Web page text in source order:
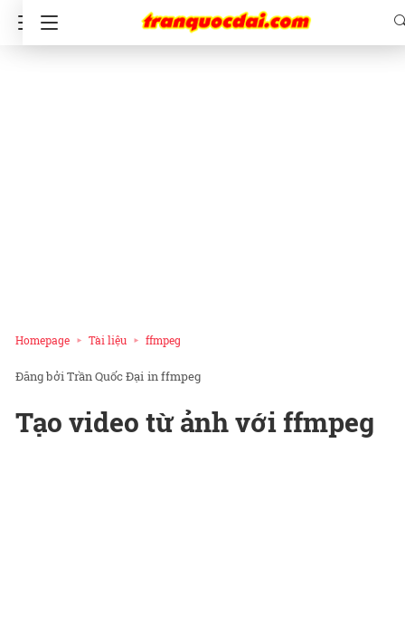
Homepage Tài liệu ffmpeg
Trần Quốc Đại inffmpeg
Tạo video từ ảnh với ffmpeg